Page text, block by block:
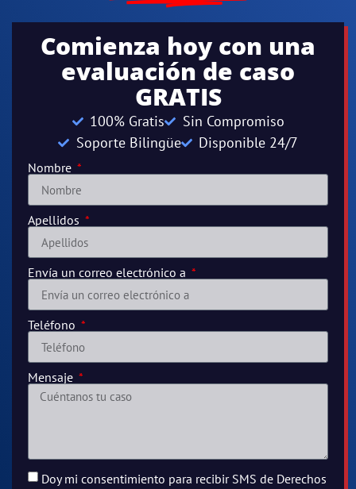
Comienza hoy con una
evaluación de caso
GRATIS
100% Gratis
Sin Compromiso
Soporte Bilingüe
Disponible 24/7
Nombre
Apellidos
Envía un correo electrónico a
Teléfono
Mensaje
Doy mi consentimiento para recibir SMS de Derechos